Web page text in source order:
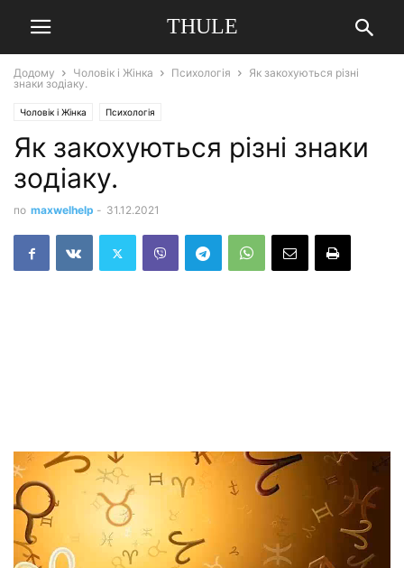
THULE
Додому Чоловік і Жінка Психологія
Як закохуються різні
знаки зодіаку.
Чоловік і Жінка Психологія
Як закохуються різні знаки
зодіаку.
по maxwelhelp - 31.12.2021